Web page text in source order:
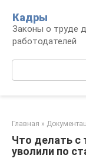
контенту
Кадры
Законы о труде
работодателей
Главная »
Что делать с
уволили по